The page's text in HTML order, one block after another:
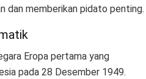
dan memberikan pidato penting.
Eropa pertama yang
pada 28 Desember 1949.